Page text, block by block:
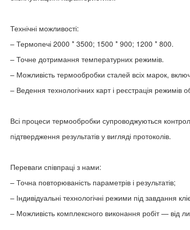
Технічні можливості:
– Термопечі 2000 * 3500; 1500 * 900; 1200 * 800.
– Точне дотримання температурних режимів.
– Можливість термообробки сталей всіх марок,
– Ведення технологічних карт і реєстрація режимів
Всі процеси термообробки супроводжуються
підтвердження результатів у вигляді протоколів.
Переваги співпраці з нами:
– Точна повторюваність параметрів і результатів;
– Індивідуальні технологічні режими під завдання
– Можливість комплексного виконання робіт — від